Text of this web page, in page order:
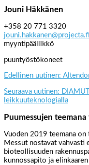
Jouni Häkkänen
+358 20 771 3320
jouni.hakkanen@projecta.fi
myyntipäällikkö
puuntyöstökoneet
Edellinen uutinen:
Seuraava uutinen:
leikkuuteknologialla
Puumessujen
Vuoden 2019 teemana
Messut nostavat vahvasti
bioteollisuuden
kunnossapito ja